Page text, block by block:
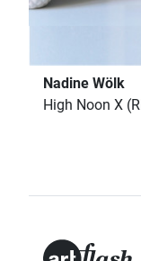
Nadine Wölk
High Noon X